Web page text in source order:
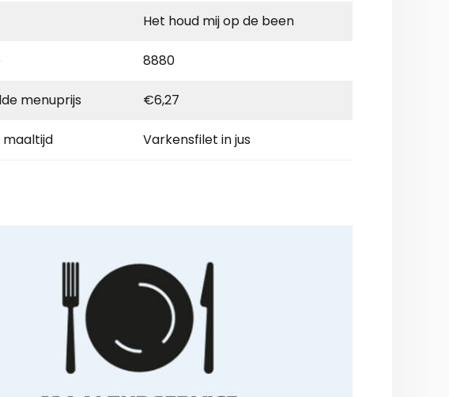
Het houd mij op de been
8880
menuprijs €6,27
maaltijd Varkensfilet in jus